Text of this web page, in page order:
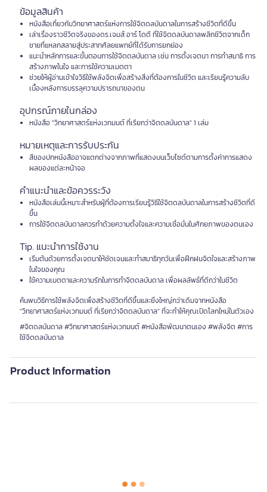
ข้อมูลสินค้า
หนังสือเกี่ยวกับวิทยาศาสตร์แห่งการใช้จิตดลบันดาลในการสร้างชีวิตที่ดีขึ้น
เล่าเรื่องราวชีวิตจริงของดร.เจมส์ อาร์ โดตี ที่ใช้จิตดลบันดาลพลิกชีวิตจากเด็ก
ชายที่แหลกสลายสู่ประสาทศัลยแพทย์ที่ได้รับการยกย่อง
แนะนำหลักการและขั้นตอนการใช้จิตดลบันดาล เช่น การตั้งเจตนา การทำสมาธิ การ
สร้างภาพในใจ และการใช้ความเมตตา
ช่วยให้ผู้อ่านเข้าใจวิธีใช้พลังจิตเพื่อสร้างสิ่งที่ต้องการในชีวิต และเรียนรู้ความลับ
เบื้องหลังการบรรลุความปรารถนาของตน
อุปกรณ์ภายในกล่อง
หนังสือ "วิทยาศาสตร์แห่งเวทมนต์ ที่เรียกว่าจิตดลบันดาล" 1 เล่ม
หมายเหตุและการรับประกัน
สีของปกหนังสืออาจแตกต่างจากภาพที่แสดงบนเว็บไซต์ตามการตั้งค่าการแสดง
ผลของแต่ละหน้าจอ
คำแนะนำและข้อควรระวัง
หนังสือเล่มนี้เหมาะสำหรับผู้ที่ต้องการเรียนรู้วิธีใช้จิตดลบันดาลในการสร้างชีวิตที่ดี
ขึ้น
การใช้จิตดลบันดาลควรทำด้วยความตั้งใจและความเชื่อมั่นในศักยภาพของตนเอง
Tip. แนะนำการใช้งาน
เริ่มต้นด้วยการตั้งเจตนาให้ชัดเจนและทำสมาธิทุกวันเพื่อฝึกฝนจิตใจและสร้างภาพ
ในใจของคุณ
ใช้ความเมตตาและความรักในการทำจิตดลบันดาล เพื่อผลลัพธ์ที่ดีกว่าในชีวิต
ค้นพบวิธีการใช้พลังจิตเพื่อสร้างชีวิตที่ดีขึ้นและยิ่งใหญ่กว่าเดิมจากหนังสือ
"วิทยาศาสตร์แห่งเวทมนต์ ที่เรียกว่าจิตดลบันดาล" ที่จะทำให้คุณเปิดโลกใหม่ในตัวเอง
#จิตดลบันดาล #วิทยาศาสตร์แห่งเวทมนต์ #หนังสือพัฒนาตนเอง #พลังจิต #การ
ใช้จิตดลบันดาล
Product Information